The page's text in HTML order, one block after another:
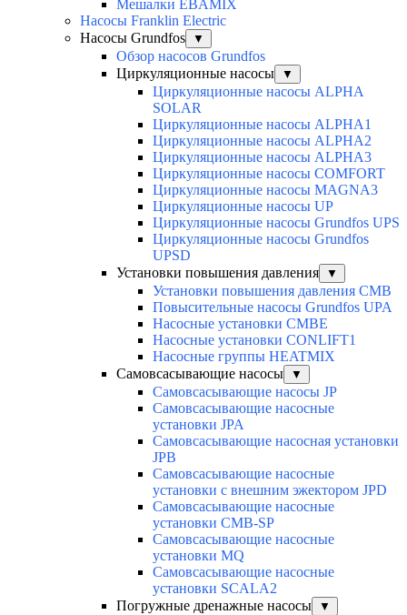
Мешалки EBAMIX
Насосы Franklin Electric
Насосы Grundfos
▼
Обзор насосов Grundfos
Циркуляционные насосы
▼
Циркуляционные насосы ALPHA
SOLAR
Циркуляционные насосы ALPHA1
Циркуляционные насосы ALPHA2
Циркуляционные насосы ALPHA3
Циркуляционные насосы COMFORT
Циркуляционные насосы MAGNA3
Циркуляционные насосы UP
Циркуляционные насосы Grundfos UPS
Циркуляционные насосы Grundfos
UPSD
Установки повышения давления
▼
Установки повышения давления CMB
Повысительные насосы Grundfos UPA
Насосные установки CMBE
Насосные установки CONLIFT1
Насосные группы HEATMIX
Самовсасывающие насосы
▼
Самовсасывающие насосы JP
Самовсасывающие насосные
установки JPA
Самовсасывающие насосная установки
JPB
Самовсасывающие насосные
установки с внешним эжектором JPD
Самовсасывающие насосные
установки CMB-SP
Самовсасывающие насосные
установки MQ
Cамовсасывающие насосные
установки SCALA2
Погружные дренажные насосы
▼